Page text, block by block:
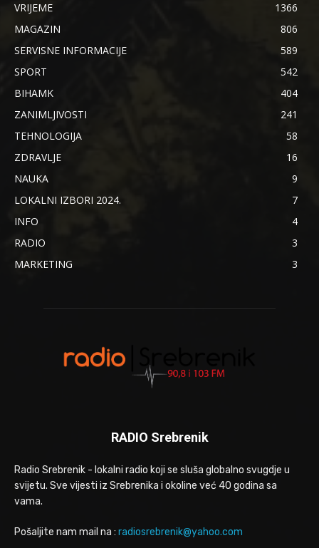
VRIJEME
1366
MAGAZIN
806
SERVISNE INFORMACIJE
589
SPORT
542
BIHAMK
404
ZANIMLJIVOSTI
241
TEHNOLOGIJA
58
ZDRAVLJE
16
NAUKA
9
LOKALNI IZBORI 2024.
7
INFO
4
RADIO
3
MARKETING
3
RADIO Srebrenik
Radio Srebrenik - lokalni radio koji se sluša globalno svugdje u
svijetu. Sve vijesti iz Srebrenika i okoline već 40 godina sa
vama.
Pošaljite nam mail na : radiosrebrenik@yahoo.com